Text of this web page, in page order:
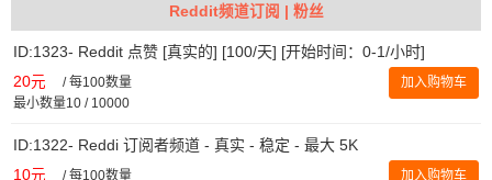
Reddit频道订阅 | 粉丝
ID:1323- Reddit 点赞 [真实的] [100/天] [开始时间：0-1/小时]
20元 /每100数量
最小数量10 / 10000
加入购物车
ID:1322- Reddi 订阅者频道 - 真实 - 稳定 - 最大 5K
10元 /每100数量
加入购物车